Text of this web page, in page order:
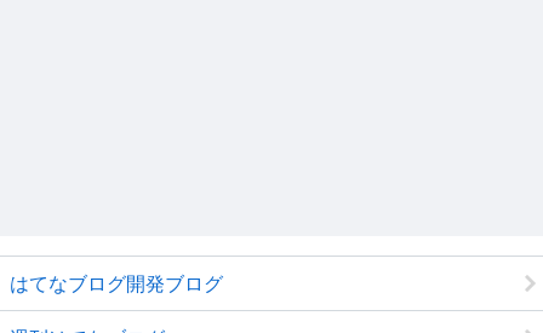
はてなブログ開発ブログ